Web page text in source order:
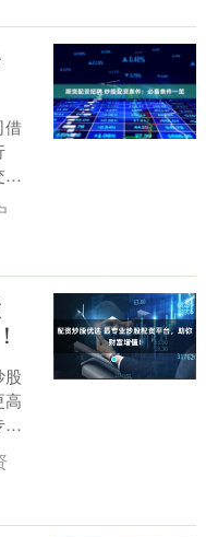
借
股
高